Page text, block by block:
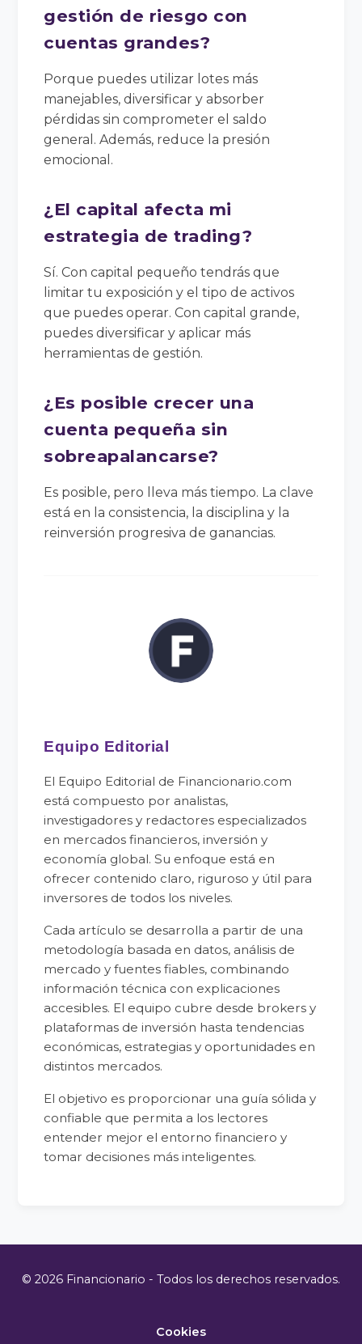
gestión de riesgo con
cuentas grandes?
Porque puedes utilizar lotes más
manejables, diversificar y absorber
pérdidas sin comprometer el saldo
general. Además, reduce la presión
emocional.
¿El capital afecta mi
estrategia de trading?
Sí. Con capital pequeño tendrás que
limitar tu exposición y el tipo de activos
que puedes operar. Con capital grande,
puedes diversificar y aplicar más
herramientas de gestión.
¿Es posible crecer una
cuenta pequeña sin
sobreapalancarse?
Es posible, pero lleva más tiempo. La clave
está en la consistencia, la disciplina y la
reinversión progresiva de ganancias.
Equipo Editorial
El Equipo Editorial de Financionario.com
está compuesto por analistas,
investigadores y redactores especializados
en mercados financieros, inversión y
economía global. Su enfoque está en
ofrecer contenido claro, riguroso y útil para
inversores de todos los niveles.
Cada artículo se desarrolla a partir de una
metodología basada en datos, análisis de
mercado y fuentes fiables, combinando
información técnica con explicaciones
accesibles. El equipo cubre desde brokers y
plataformas de inversión hasta tendencias
económicas, estrategias y oportunidades en
distintos mercados.
El objetivo es proporcionar una guía sólida y
confiable que permita a los lectores
entender mejor el entorno financiero y
tomar decisiones más inteligentes.
© 2026 Financionario - Todos los derechos reservados.
Cookies